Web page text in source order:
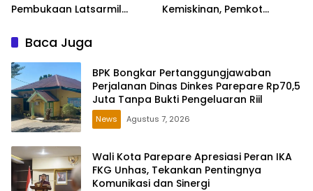
Pembukaan Latsarmil
Pemkot Parepare Ambil
Bagian
Kemiskinan, Pemkot
Baca Juga
BPK Bongkar Pertanggungjawaban
Perjalanan Dinas Dinkes Parepare Rp70,5
Juta Tanpa Bukti Pengeluaran Riil
News Agustus 7, 2026
Wali Kota Parepare Apresiasi Peran IKA
FKG Unhas, Tekankan Pentingnya
Komunikasi dan Sinergi